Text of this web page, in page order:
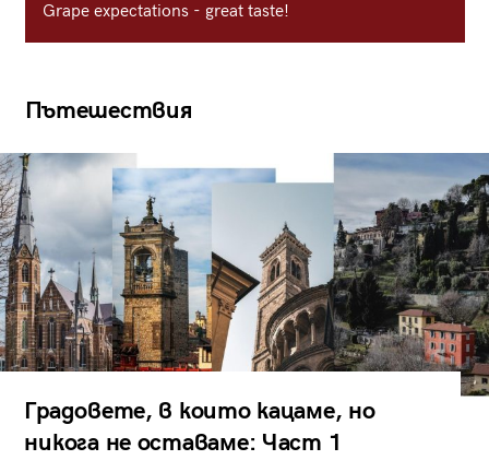
Grape expectations - great taste!
Пътешествия
Градовете, в които кацаме, но
никога не оставаме: Част 1